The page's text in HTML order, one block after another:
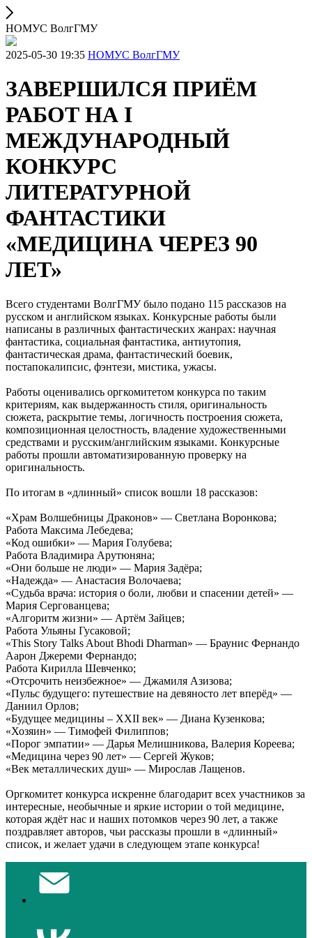
НОМУС ВолгГМУ
2025-05-30 19:35 НОМУС ВолгГМУ
ЗАВЕРШИЛСЯ ПРИЁМ
РАБОТ НА I
МЕЖДУНАРОДНЫЙ
КОНКУРС
ЛИТЕРАТУРНОЙ
ФАНТАСТИКИ
«МЕДИЦИНА ЧЕРЕЗ 90
ЛЕТ»
Всего студентами ВолгГМУ было подано 115 рассказов на
русском и английском языках. Конкурсные работы были
написаны в различных фантастических жанрах: научная
фантастика, социальная фантастика, антиутопия,
фантастическая драма, фантастический боевик,
постапокалипсис, фэнтези, мистика, ужасы.
Работы оценивались оргкомитетом конкурса по таким
критериям, как выдержанность стиля, оригинальность
сюжета, раскрытие темы, логичность построения сюжета,
композиционная целостность, владение художественными
средствами и русским/английским языками. Конкурсные
работы прошли автоматизированную проверку на
оригинальность.
По итогам в «длинный» список вошли 18 рассказов:
«Храм Волшебницы Драконов» — Светлана Воронкова;
Работа Максима Лебедева;
«Код ошибки» — Мария Голубева;
Работа Владимира Арутюняна;
«Они больше не люди» — Мария Задёра;
«Надежда» — Анастасия Волочаева;
«Судьба врача: история о боли, любви и спасении детей» —
Мария Сергованцева;
«Алгоритм жизни» — Артём Зайцев;
Работа Ульяны Гусаковой;
«This Story Talks About Bhodi Dharman» — Браунис Фернандо
Аарон Джереми Фернандо;
Работа Кирилла Шевченко;
«Отсрочить неизбежное» — Джамиля Азизова;
«Пульс будущего: путешествие на девяносто лет вперёд» —
Даниил Орлов;
«Будущее медицины – XXII век» — Диана Кузенкова;
«Хозяин» — Тимофей Филиппов;
«Порог эмпатии» — Дарья Мелишникова, Валерия Кореева;
«Медицина через 90 лет» — Сергей Жуков;
«Век металлических душ» — Мирослав Лащенов.
Оргкомитет конкурса искренне благодарит всех участников за
интересные, необычные и яркие истории о той медицине,
которая ждёт нас и наших потомков через 90 лет, а также
поздравляет авторов, чьи рассказы прошли в «длинный»
список, и желает удачи в следующем этапе конкурса!